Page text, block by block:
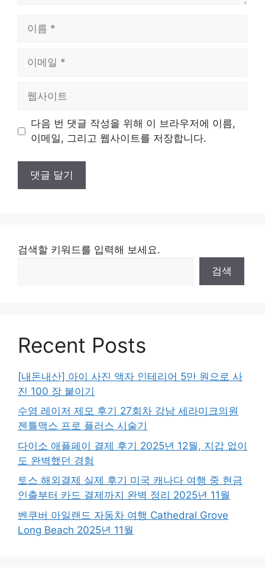
트
다음 번 댓글 작성을 위해 이 브라우저에 이름,
이메일, 그리고 웹사이트를 저장합니다.
검색할 키워드를 입력해 보세요.
검색
Recent Posts
[내돈내산] 아이 사진 액자 인테리어 5만 원으로 사
진 100 장 붙이기
수염 레이저 제모 후기 27회차 강남 세라미크의원
젠틀맥스 프로 플러스 시술기
다이소 애플페이 결제 후기 2025년 12월, 지갑 없이
도 완벽했던 경험
토스 해외결제 실제 후기 미국 캐나다 여행 중 현금
인출부터 카드 결제까지 완벽 정리 2025년 11월
벤쿠버 아일랜드 자동차 여행 Cathedral Grove
Long Beach 2025년 11월